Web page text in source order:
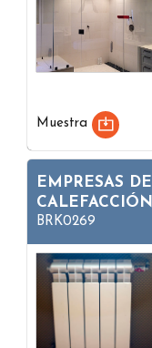
Muestra
EMPRESAS DE
CALEFACCIÓN
BRK0269